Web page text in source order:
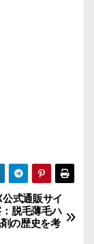
式通販サイ
脱毛薄毛ハ
の歴史を考